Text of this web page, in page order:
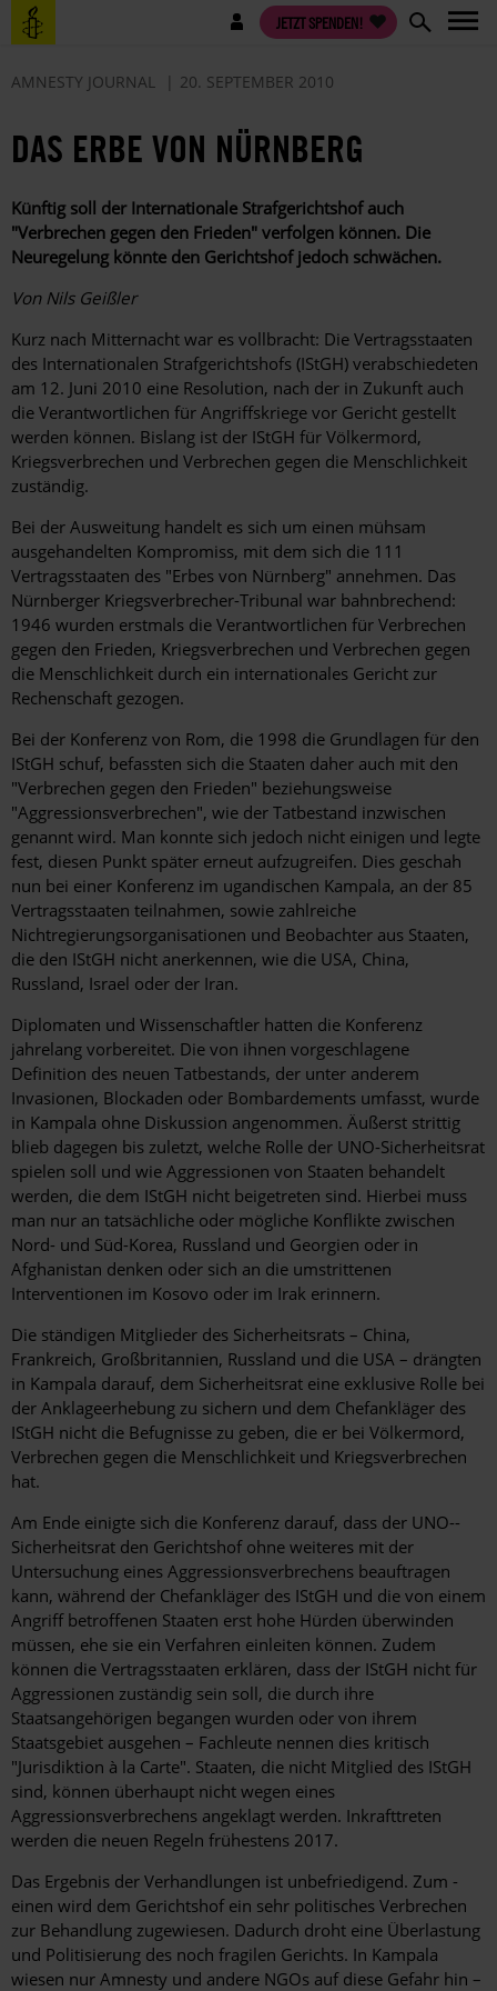
Direkt
zum
Benutzermenü JETZT SPENDEN!
AMNESTY JOURNAL 20. SEPTEMBER 2010
DAS ERBE VON NÜRNBERG
Künftig soll der Internationale Strafgerichtshof auch
­"Verbrechen gegen den Frieden" verfolgen können. Die
Neuregelung könnte den Gerichtshof jedoch schwächen.
Von Nils Geißler
Kurz nach Mitternacht war es vollbracht: Die Vertragsstaaten
des Internationalen Strafgerichtshofs (IStGH) verabschiedeten
am 12. Juni 2010 eine Resolution, nach der in Zukunft auch
die Verantwortlichen für Angriffskriege vor Gericht gestellt
werden können. Bislang ist der IStGH für Völkermord,
Kriegsverbrechen und Verbrechen gegen die Menschlichkeit
zuständig.
Bei der Ausweitung handelt es sich um einen mühsam
ausgehandelten Kompromiss, mit dem sich die 111
Vertragsstaaten des "Erbes von Nürnberg" annehmen. Das
Nürnberger Kriegsverbrecher-Tribunal war bahnbrechend:
1946 wurden erstmals die Verantwortlichen für Verbrechen
gegen den Frieden, Kriegsverbrechen und Verbrechen gegen
die Menschlichkeit durch ein internationales Gericht zur
Rechenschaft gezogen.
Bei der Konferenz von Rom, die 1998 die Grundlagen für den
IStGH schuf, befassten sich die Staaten daher auch mit den
"Verbrechen gegen den Frieden" beziehungsweise
"Aggressionsverbrechen", wie der Tatbestand inzwischen
genannt wird. Man konnte sich jedoch nicht einigen und legte
fest, diesen Punkt später erneut aufzugreifen. Dies geschah
nun bei einer Konferenz im ugandischen Kampala, an der 85
Vertragsstaaten teilnahmen, sowie zahlreiche
Nichtregierungsorganisationen und Beobachter aus Staaten,
die den IStGH nicht anerkennen, wie die USA, China,
Russland, Israel oder der Iran.
Diplomaten und Wissenschaftler hatten die Konferenz
jahrelang vorbereitet. Die von ihnen vorgeschlagene
Definition des neuen Tatbestands, der unter anderem
Invasionen, Blockaden oder Bombardements umfasst, wurde
in Kampala ohne Diskussion angenommen. Äußerst strittig
blieb dagegen bis zuletzt, welche Rolle der UNO-Sicherheitsrat
spielen soll und wie Aggressionen von Staaten behandelt
werden, die dem IStGH nicht beigetreten sind. Hierbei muss
man nur an tatsächliche oder mögliche Konflikte zwischen
Nord- und Süd-Korea, Russland und Georgien oder in
Afghanistan denken oder sich an die umstrittenen
Interventionen im Kosovo oder im Irak erinnern.
Die ständigen Mitglieder des Sicherheitsrats – China,
Frankreich, Großbritannien, Russland und die USA – drängten
in Kampala darauf, dem Sicherheitsrat eine exklusive Rolle bei
der Anklageerhebung zu sichern und dem Chefankläger des
IStGH nicht die Befugnisse zu geben, die er bei Völkermord,
Verbrechen gegen die Menschlichkeit und Kriegsverbrechen
hat.
Am Ende einigte sich die Konferenz darauf, dass der UNO-­
Sicherheitsrat den Gerichtshof ohne weiteres mit der
Untersuchung eines Aggressionsverbrechens beauftragen
kann, während der Chefankläger des IStGH und die von einem
Angriff betroffenen Staaten erst hohe Hürden überwinden
müssen, ehe sie ein Verfahren einleiten können. Zudem
können die Vertragsstaaten erklären, dass der IStGH nicht für
Aggressionen zuständig sein soll, die durch ihre
Staatsangehörigen begangen wurden oder von ihrem
Staatsgebiet ausgehen – Fachleute nennen dies kritisch
"Jurisdiktion à la Carte". Staaten, die nicht Mitglied des IStGH
sind, können überhaupt nicht wegen eines
Aggressionsverbrechens angeklagt werden. Inkrafttreten
werden die neuen Regeln frühestens 2017.
Das Ergebnis der Verhandlungen ist unbefriedigend. Zum ­
einen wird dem Gerichtshof ein sehr politisches Verbrechen
zur Behandlung zugewiesen. Dadurch droht eine Überlastung
und Politisierung des noch fragilen Gerichts. In Kampala
wiesen nur Amnesty und andere NGOs auf diese Gefahr hin –